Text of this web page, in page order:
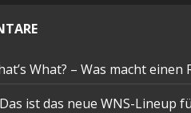
What? – Was macht einen
Das ist das neue WNS-Lineup